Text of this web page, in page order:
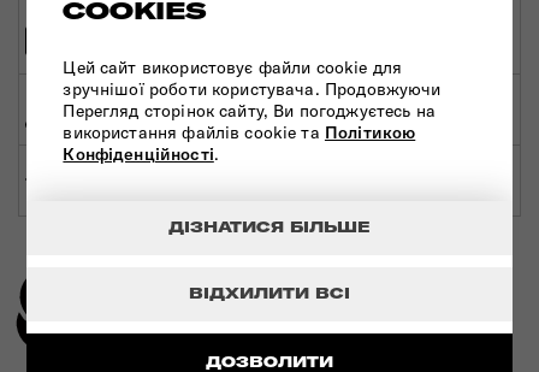
COOKIES
Цей сайт використовує файли cookie для
зручнішої роботи користувача. Продовжуючи
Перегляд сторінок сайту, Ви погоджуєтесь на
використання файлів cookie та Політикою
Конфіденційності.
ДОЗВОЛИТИ
ВІДХИЛИТИ ВСІ
ДІЗНАТИСЯ БІЛЬШЕ
МЕРЕЖА МАГАЗИНІВ
ПО УКРАЇНІ
СВІТОВА ГАРАНТІЯ